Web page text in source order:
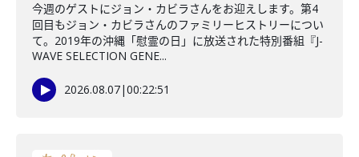
今週のゲストにジョン・カビラさんをお迎えします。第4
回目もジョン・カビラさんのファミリーヒストリーについ
て。2019年の沖縄「慰霊の日」に放送された特別番組『J-
WAVE SELECTION GENE...
2026.08.07|00:22:51